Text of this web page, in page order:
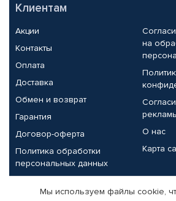
Клиентам
Акции
Контакты
Оплата
Доставка
Обмен и возврат
Гарантия
Договор-оферта
Политика обработки
персональных данных
на
О нас
Карта
Партнерам
Мы используем файлы cookie,